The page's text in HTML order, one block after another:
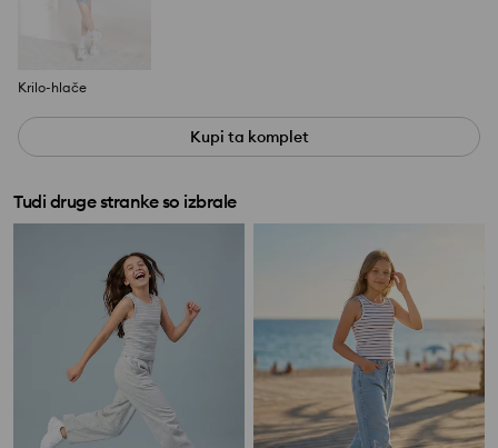
Krilo-hlače
Kupi ta komplet
Tudi druge stranke so izbrale